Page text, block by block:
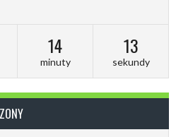
14
minuty
13
sekundy